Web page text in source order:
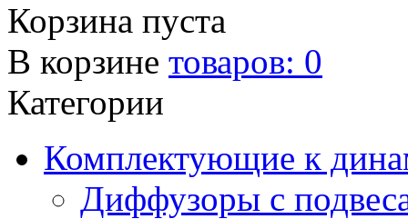
Корзина пуста
В корзине товаров: 0
Категории
Комплектующие к
Диффузоры с